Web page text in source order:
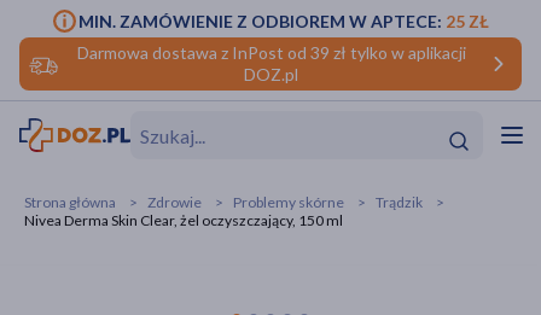
Darmowa dostawa z InPost od 39 zł tylko w aplikacji
DOZ.pl
MIN. ZAMÓWIENIE Z ODBIOREM W APTECE: 25 ZŁ
Strona główna Zdrowie Problemy skórne
Trądzik
Nivea Derma Skin Clear, żel oczyszczający, 150 ml